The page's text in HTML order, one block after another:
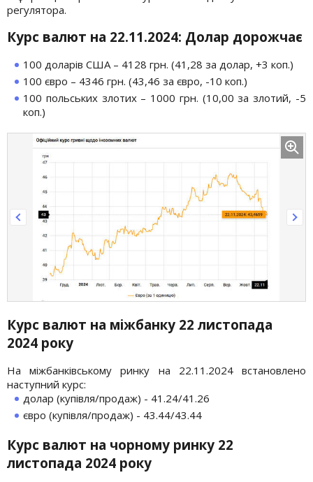
регулятора.
Курс валют на 22.11.2024: Долар дорожчає
100 доларів США – 4128 грн. (41,28 за долар, +3 коп.)
100 євро – 4346 грн. (43,46 за євро, -10 коп.)
100 польських злотих – 1000 грн. (10,00 за злотий, -5
коп.)
Курс валют на міжбанку 22 листопада
2024 року
На міжбанківському ринку на 22.11.2024 встановлено
наступний курс:
долар (купівля/продаж) - 41.24/41.26
євро (купівля/продаж) - 43.44/43.44
Курс валют на чорному ринку 22
листопада 2024 року